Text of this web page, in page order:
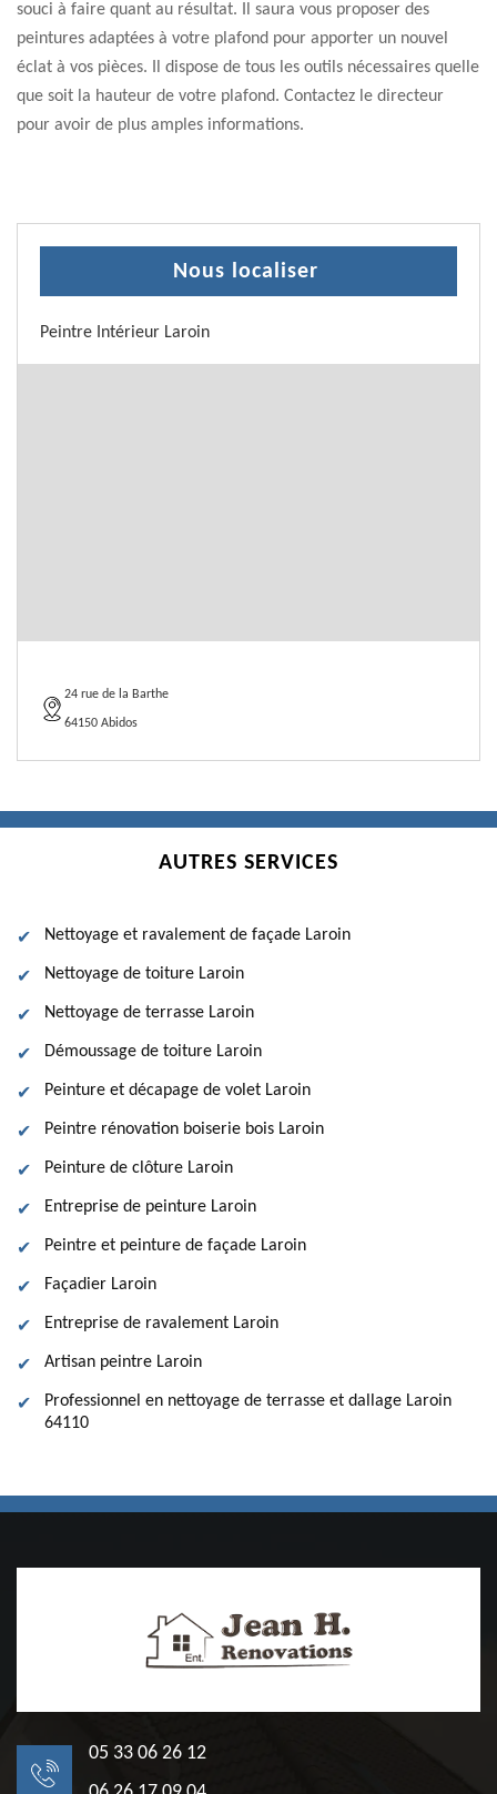
souci à faire quant au résultat. Il saura vous proposer des
peintures adaptées à votre plafond pour apporter un nouvel
éclat à vos pièces. Il dispose de tous les outils nécessaires quelle
que soit la hauteur de votre plafond. Contactez le directeur
pour avoir de plus amples informations.
Nous localiser
Peintre Intérieur Laroin
24 rue de la Barthe
64150 Abidos
AUTRES SERVICES
Nettoyage et ravalement de façade Laroin
Nettoyage de toiture Laroin
Nettoyage de terrasse Laroin
Démoussage de toiture Laroin
Peinture et décapage de volet Laroin
Peintre rénovation boiserie bois Laroin
Peinture de clôture Laroin
Entreprise de peinture Laroin
Peintre et peinture de façade Laroin
Façadier Laroin
Entreprise de ravalement Laroin
Artisan peintre Laroin
Professionnel en nettoyage de terrasse et dallage Laroin
64110
05 33 06 26 12